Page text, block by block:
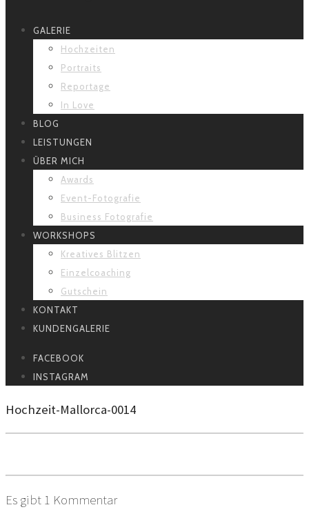
GALERIE
Hochzeiten
Portraits
Reportage
In Love
BLOG
LEISTUNGEN
ÜBER MICH
Awards
Event-Fotografie
Business Fotografie
WORKSHOPS
Kreatives Blitzen
Einzelcoaching
Gutschein
KONTAKT
KUNDENGALERIE
FACEBOOK
INSTAGRAM
Hochzeit-Mallorca-0014
Es gibt 1 Kommentar